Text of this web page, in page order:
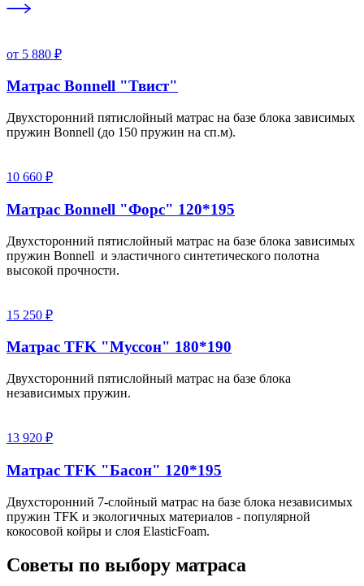
от 5 880 ₽
Матрас Bonnell "Твист"
Двухсторонний пятислойный матрас на базе блока зависимых
пружин Bonnell (до 150 пружин на сп.м).
10 660 ₽
Матрас Bonnell "Форс" 120*195
Двухсторонний пятислойный матрас на базе блока зависимых
пружин Bonnell и эластичного синтетического полотна
высокой прочности.
15 250 ₽
Матрас TFK "Муссон" 180*190
Двухсторонний пятислойный матрас на базе блока
независимых пружин.
13 920 ₽
Матрас TFK "Басон" 120*195
Двухсторонний 7-слойный матрас на базе блока независимых
пружин TFK и экологичных материалов - популярной
кокосовой койры и слоя ElasticFoam.
Советы по выбору матраса